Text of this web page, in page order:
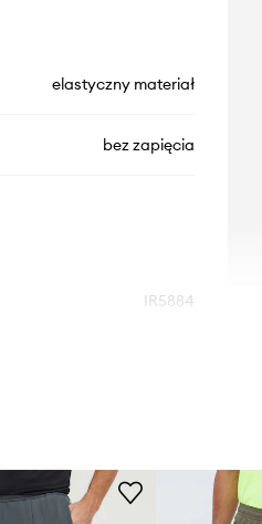
elastyczny materiał
bez zapięcia
IR5884